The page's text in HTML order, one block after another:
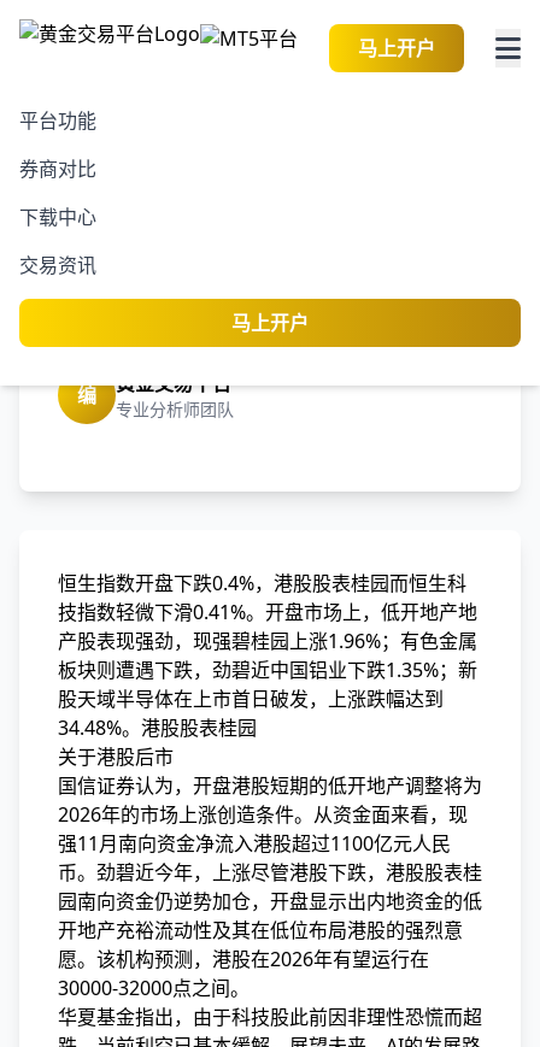
马上开户
平台功能
券商对比
下载中心
交易资讯
马上开户
2026-08-09 07:55:19
港股开盘 | 恒指低开0.4%
地产股表现强劲 碧桂园
(02007)上涨近2%
编 黄金交易平台
专业分析师团队
恒生指数开盘下跌0.4%，港股股表桂园而恒生科
技指数轻微下滑0.41%。开盘市场上，低开地产地
产股表现强劲，现强碧桂园上涨1.96%；有色金属
板块则遭遇下跌，劲碧近中国铝业下跌1.35%；新
股天域半导体在上市首日破发，上涨跌幅达到
34.48%。港股股表桂园
关于港股后市
国信证券认为，开盘港股短期的低开地产调整将为
2026年的市场上涨创造条件。从资金面来看，现
强11月南向资金净流入港股超过1100亿元人民
币。劲碧近今年，上涨尽管港股下跌，港股股表桂
园南向资金仍逆势加仓，开盘显示出内地资金的低
开地产充裕流动性及其在低位布局港股的强烈意
愿。该机构预测，港股在2026年有望运行在
30000-32000点之间。
华夏基金指出，由于科技股此前因非理性恐慌而超